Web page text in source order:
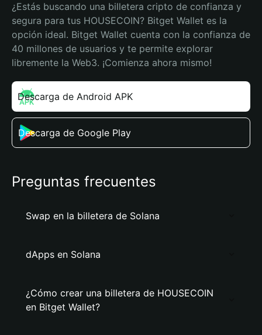
¿Estás buscando una billetera cripto de confianza y
segura para tus HOUSECOIN? Bitget Wallet es la
opción ideal. Bitget Wallet cuenta con la confianza de
40 millones de usuarios y te permite explorar
libremente la Web3. ¡Comienza ahora mismo!
Descarga de Android APK
Descarga de Google Play
Preguntas frecuentes
Swap en la billetera de Solana
dApps en Solana
¿Cómo crear una billetera de HOUSECOIN
en Bitget Wallet?